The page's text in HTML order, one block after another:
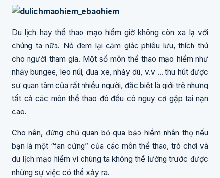
Du lịch hay thể thao mạo hiểm giờ không còn xa lạ với
chúng ta nữa. Nó đem lại cảm giác phiêu lưu, thích thú
cho người tham gia. Một số môn thể thao mạo hiểm như
nhảy bungee, leo núi, đua xe, nhảy dù, v.v ... thu hút được
sự quan tâm của rất nhiều người, đặc biệt là giới trẻ nhưng
tất cả các môn thể thao đó đều có nguy cơ gặp tai nạn
cao.
Cho nên, đừng chủ quan bỏ qua bảo hiểm nhân thọ nếu
bạn là một “fan cứng” của các môn thể thao, trò chơi và
du lịch mạo hiểm vì chúng ta không thể lường trước được
những sự việc có thể xảy ra.